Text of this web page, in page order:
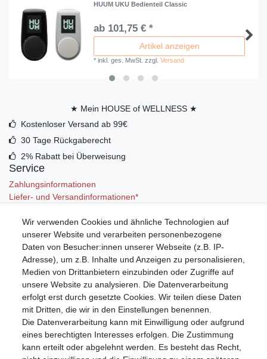
HUUM UKU Bedienteil Classic
ab 101,75 € *
Artikel anzeigen
*inkl. ges. MwSt. zzgl.Versand
★ Mein HOUSE of WELLNESS ★
Kostenloser Versand ab 99€
30 Tage Rückgaberecht
2% Rabatt bei Überweisung
Service
Zahlungsinformationen
Liefer- und Versandinformationen*
Mein Konto
Registrieren
Anmelden (Login)
Warenkorb
Wir verwenden Cookies und ähnliche Technologien auf
unserer Website und verarbeiten personenbezogene
Daten von Besucher:innen unserer Webseite (z.B. IP-
Adresse), um z.B. Inhalte und Anzeigen zu personalisieren,
Medien von Drittanbietern einzubinden oder Zugriffe auf
unsere Website zu analysieren. Die Datenverarbeitung
erfolgt erst durch gesetzte Cookies. Wir teilen diese Daten
mit Dritten, die wir in den Einstellungen benennen.
Die Datenverarbeitung kann mit Einwilligung oder aufgrund
eines berechtigten Interesses erfolgen. Die Zustimmung
kann erteilt oder abgelehnt werden. Es besteht das Recht,